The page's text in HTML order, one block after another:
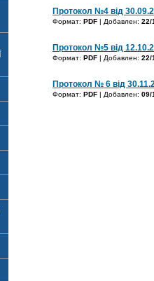
Протокол №4 від
Формат: PDF | Добавлен: 22/
Протокол №5 від
Формат: PDF | Добавлен: 22/
Протокол № 6 від
Формат: PDF | Добавлен: 09/